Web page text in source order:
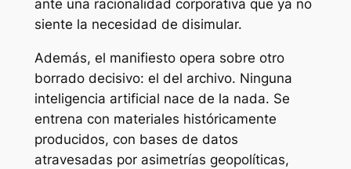
ante una racionalidad corporativa que ya no
siente la necesidad de disimular.
Además, el manifiesto opera sobre otro
borrado decisivo: el del archivo. Ninguna
inteligencia artificial nace de la nada. Se
entrena con materiales históricamente
producidos, con bases de datos
atravesadas por asimetrías geopolíticas,